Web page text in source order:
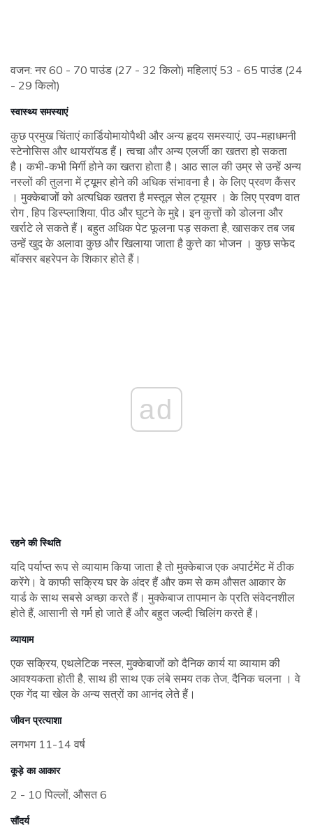
वजन: नर 60 - 70 पाउंड (27 - 32 किलो) महिलाएं 53 - 65 पाउंड (24
- 29 किलो)
स्वास्थ्य समस्याएं
कुछ प्रमुख चिंताएं कार्डियोमायोपैथी और अन्य हृदय समस्याएं, उप-महाधमनी
स्टेनोसिस और थायरॉयड हैं। त्वचा और अन्य एलर्जी का खतरा हो सकता
है। कभी-कभी मिर्गी होने का खतरा होता है। आठ साल की उम्र से उन्हें अन्य
नस्लों की तुलना में ट्यूमर होने की अधिक संभावना है। के लिए प्रवण कैंसर
। मुक्केबाजों को अत्यधिक खतरा है मस्तूल सेल ट्यूमर । के लिए प्रवण वात
रोग , हिप डिस्प्लाशिया, पीठ और घुटने के मुद्दे। इन कुत्तों को डोलना और
खर्राटे ले सकते हैं। बहुत अधिक पेट फूलना पड़ सकता है, खासकर तब जब
उन्हें खुद के अलावा कुछ और खिलाया जाता है कुत्ते का भोजन । कुछ सफेद
बॉक्सर बहरेपन के शिकार होते हैं।
ad
रहने की स्थिति
यदि पर्याप्त रूप से व्यायाम किया जाता है तो मुक्केबाज एक अपार्टमेंट में ठीक
करेंगे। वे काफी सक्रिय घर के अंदर हैं और कम से कम औसत आकार के
यार्ड के साथ सबसे अच्छा करते हैं। मुक्केबाज तापमान के प्रति संवेदनशील
होते हैं, आसानी से गर्म हो जाते हैं और बहुत जल्दी चिलिंग करते हैं।
व्यायाम
एक सक्रिय, एथलेटिक नस्ल, मुक्केबाजों को दैनिक कार्य या व्यायाम की
आवश्यकता होती है, साथ ही साथ एक लंबे समय तक तेज, दैनिक चलना । वे
एक गेंद या खेल के अन्य सत्रों का आनंद लेते हैं।
जीवन प्रत्याशा
लगभग 11-14 वर्ष
कूड़े का आकार
2 - 10 पिल्लों, औसत 6
सौंदर्य